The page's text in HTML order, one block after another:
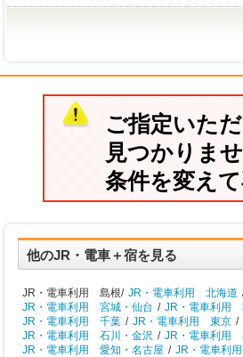
ご指定いた
見つかりま
条件を変え
他のJR・電車＋宿を見る
JR・電車利用 島根/ JR・電車利用 北海道
JR・電車利用 宮城・仙台 / JR・電車利用
JR・電車利用 千葉 / JR・電車利用 東京 /
JR・電車利用 石川・金沢 / JR・電車利用
JR・電車利用 愛知・名古屋 / JR・電車利